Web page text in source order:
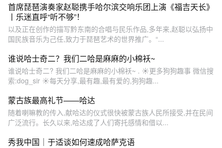
首席琵琶演奏家赵聪携手哈尔滨交响乐团上演《福吉天长》
丨乐迷直呼“听不够”！
以及正在创作的描写黔东南的合唱与民乐作品,多年来,赵聪以弘扬中
国民族音乐为己任,致力于琵琶艺术的世界推广。“...
谁说哈士奇二？我们二哈是麻麻的小棉袄~
谁说哈士奇二? 我们二哈是麻麻的小棉袄~ . ☀更多狗狗趣事 微信搜
索:dog_sir ☀每天分享,最有趣,最有爱的,狗狗趣...
蒙古族最高礼节——哈达
随着喇嘛教的传入,献哈达的仪式很快被蒙古族人民所接受,并在民间
广泛流行。长久以来,哈达成了人们寄托感情和借以...
秀我中国｜于适谈如何速成哈萨克语